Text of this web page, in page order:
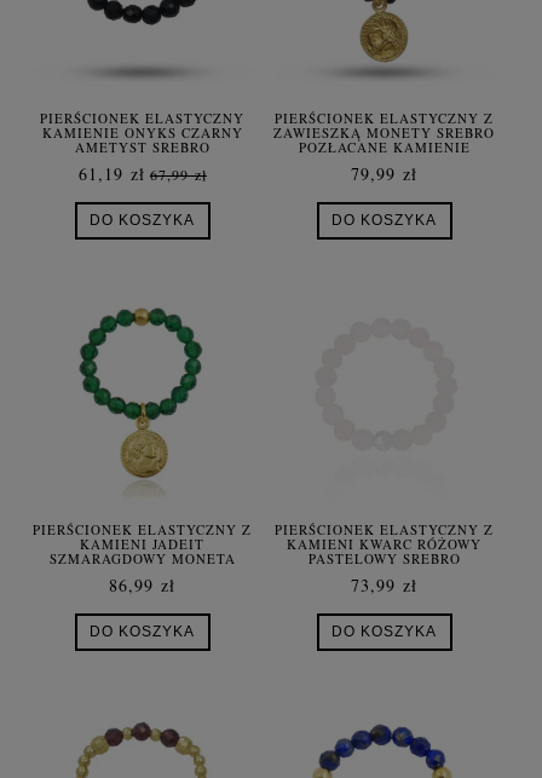
PIERŚCIONEK ELASTYCZNY
KAMIENIE ONYKS CZARNY
AMETYST SREBRO
61,19 zł 67,99 zł
DO KOSZYKA
PIERŚCIONEK ELASTYCZNY Z
ZAWIESZKĄ MONETY SREBRO
POZŁACANE KAMIENIE
79,99 zł
DO KOSZYKA
PIERŚCIONEK ELASTYCZNY Z
KAMIENI JADEIT
SZMARAGDOWY MONETA
86,99 zł
DO KOSZYKA
PIERŚCIONEK ELASTYCZNY Z
KAMIENI KWARC RÓŻOWY
PASTELOWY SREBRO
73,99 zł
DO KOSZYKA